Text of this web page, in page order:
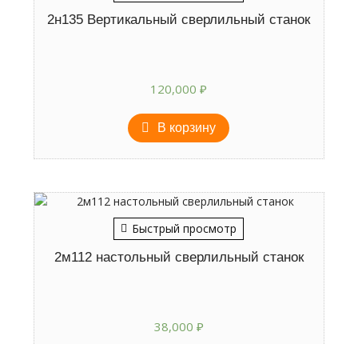
2н135 Вертикальный сверлильный станок
120,000₽
В корзину
Быстрый просмотр
2м112 настольный сверлильный станок
38,000 ₽